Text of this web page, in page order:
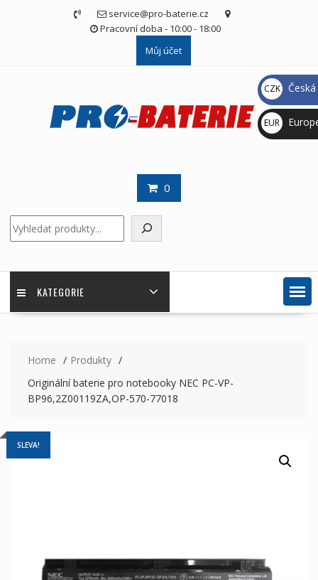
service@pro-baterie.cz
Pracovní doba - 10:00 - 18:00
Můj účet
0
KATEGORIE
Home
Produkty
Originální baterie pro notebooky NEC PC-VP-
BP96,2Z00119ZA,OP-570-77018
SLEVA!
CZK
Kč
EUR
€